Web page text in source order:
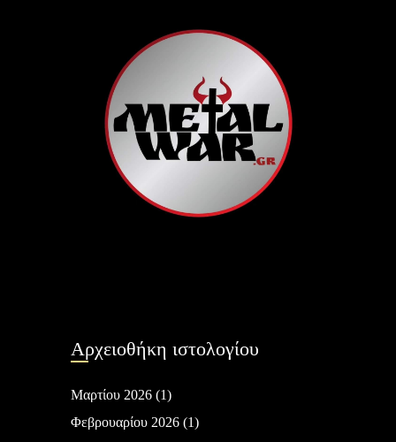
Αρχειοθήκη ιστολογίου
Μαρτίου 2026(1)
Φεβρουαρίου 2026(1)